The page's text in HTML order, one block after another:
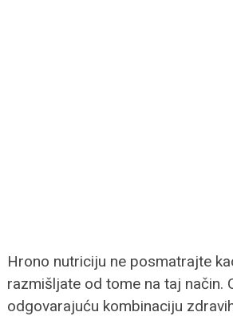
Hrono nutriciju ne posmatrajte
razmišljate od tome na taj način.
odgovarajuću kombinaciju